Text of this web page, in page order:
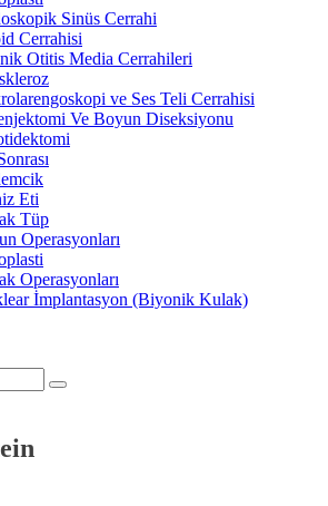
Sinüs Cerrahi
Cerrahisi
Otitis Media Cerrahileri
ve Ses Teli Cerrahisi
Ve Boyun Diseksiyonu
Eti
Tüp
Operasyonları
Operasyonları
İmplantasyon (Biyonik Kulak)